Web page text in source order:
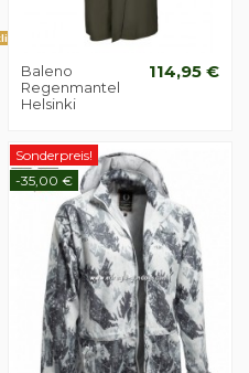
Baleno
Regenmantel
Helsinki
114,95 €
Sonderpreis!
-35,00 €